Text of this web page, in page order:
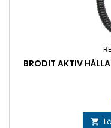
BRODIT AKTIV
